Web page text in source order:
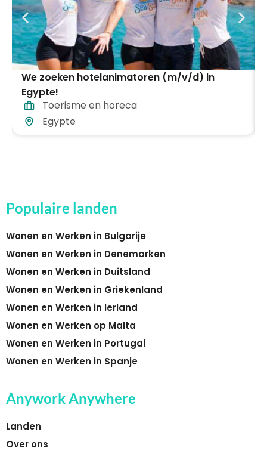
We zoeken hotelanimatoren (m/v/d) in
Egypte!
Toerisme en horeca
Egypte
Populaire landen
Wonen en Werken in Bulgarije
Wonen en Werken in Denemarken
Wonen en Werken in Duitsland
Wonen en Werken in Griekenland
Wonen en Werken in Ierland
Wonen en Werken op Malta
Wonen en Werken in Portugal
Wonen en Werken in Spanje
Anywork Anywhere
Landen
Over ons